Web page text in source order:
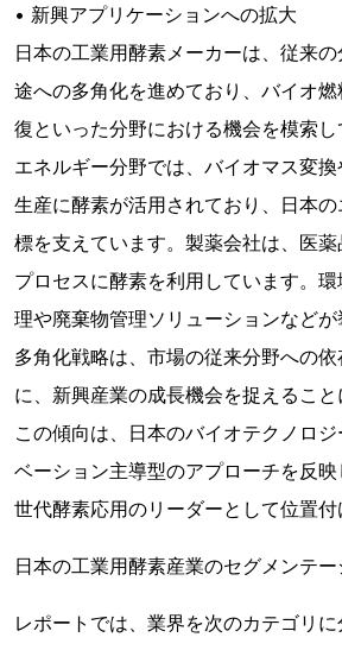
• 新興アプリケーションへの拡大
日本の工業用酵素メーカーは、従来
途への多角化を進めており、バイオ
復といった分野における機会を模索
エネルギー分野では、バイオマス変
生産に酵素が活用されており、日本
標を支えています。製薬会社は、医
プロセスに酵素を利用しています。
理や廃棄物管理ソリューションなど
多角化戦略は、市場の従来分野への
に、新興産業の成長機会を捉えること
この傾向は、日本のバイオテクノロ
ベーション主導型のアプローチを反
世代酵素応用のリーダーとして位置付
日本の工業用酵素産業のセグメンテー
レポートでは、業界を次のカテゴリに